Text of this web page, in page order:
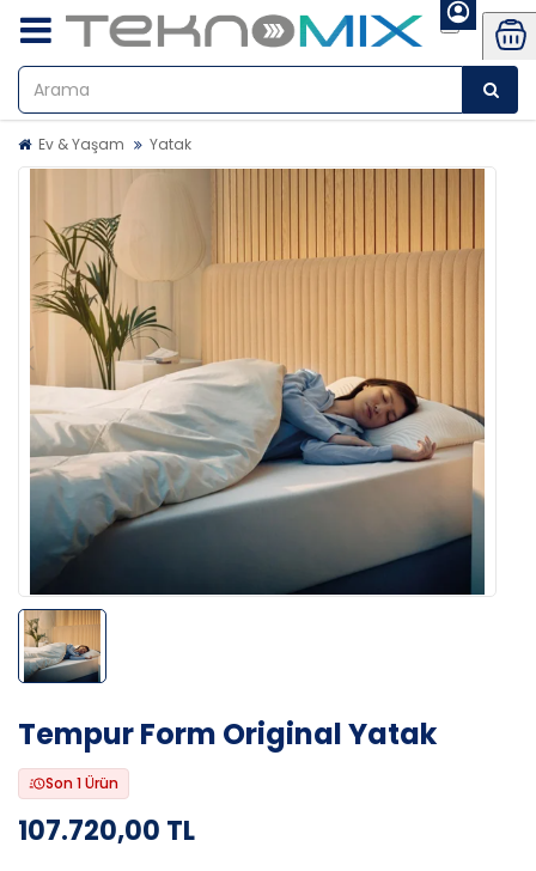
Ev & Yaşam Yatak
Tempur Form Original Yatak
Son 1 Ürün
107.720,00 TL